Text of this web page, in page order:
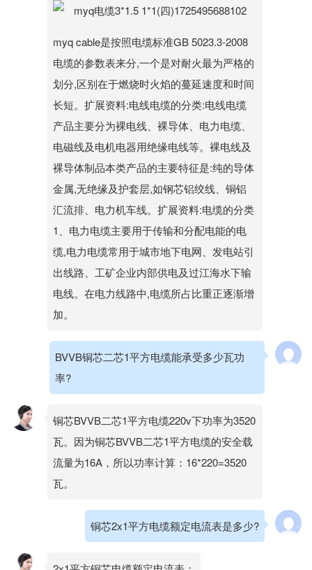
myq cable是按照电缆标准GB 5023.3-2008
电缆的参数表来分,一个是对耐火最为严格的
划分,区别在于燃烧时火焰的蔓延速度和时间
长短。扩展资料:电线电缆的分类:电线电缆
产品主要分为裸电线、裸导体、电力电缆、
电磁线及电机电器用绝缘电线等。裸电线及
裸导体制品本类产品的主要特征是:纯的导体
金属,无绝缘及护套层,如钢芯铝绞线、铜铝
汇流排、电力机车线。扩展资料:电缆的分类
1、电力电缆主要用于传输和分配电能的电
缆,电力电缆常用于城市地下电网、发电站引
出线路、工矿企业内部供电及过江海水下输
电线。在电力线路中,电缆所占比重正逐渐增
加。
BVVB铜芯二芯1平方电缆能承受多少瓦功
率?
铜芯BVVB二芯1平方电缆220v下功率为3520
瓦。因为铜芯BVVB二芯1平方电缆的安全载
流量为16A，所以功率计算：16*220=3520
瓦。
铜芯2x1平方电缆额定电流表是多少?